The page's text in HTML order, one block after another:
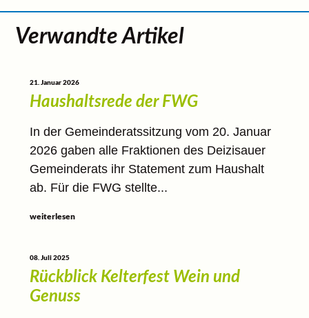
Verwandte Artikel
21. Januar 2026
Haushaltsrede der FWG
In der Gemeinderatssitzung vom 20. Januar
2026 gaben alle Fraktionen des Deizisauer
Gemeinderats ihr Statement zum Haushalt
ab. Für die FWG stellte...
weiterlesen
08. Juli 2025
Rückblick Kelterfest Wein und
Genuss